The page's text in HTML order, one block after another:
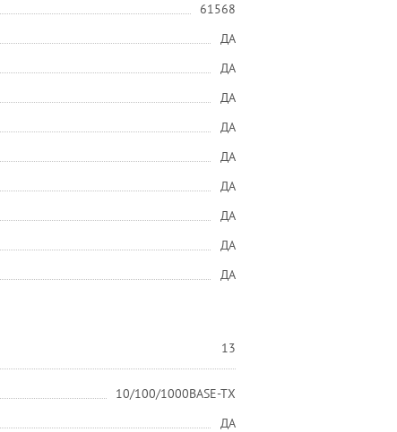
61568
ДА
ДА
ДА
ДА
ДА
ДА
ДА
ДА
ДА
13
10/100/1000BASE-TX
ДА